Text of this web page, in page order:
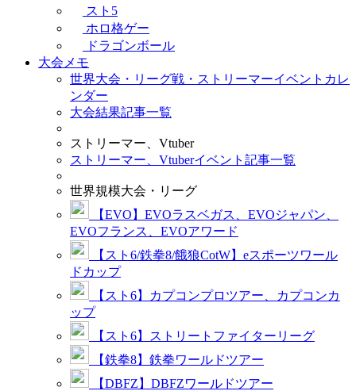
スト5
ホロ格ゲー
ドラゴンボール
大会メモ
世界大会・リーグ戦・ストリーマーイベントカレ
ンダー
大会結果記事一覧
ストリーマー、Vtuber
ストリーマー、Vtuberイベント記事一覧
世界規模大会・リーグ
【EVO】EVOラスベガス、EVOジャパン、
EVOフランス、EVOアワード
【スト6/鉄拳8/餓狼CotW】eスポーツワール
ドカップ
【スト6】カプコンプロツアー、カプコンカ
ップ
【スト6】ストリートファイターリーグ
【鉄拳8】鉄拳ワールドツアー
【DBFZ】DBFZワールドツアー